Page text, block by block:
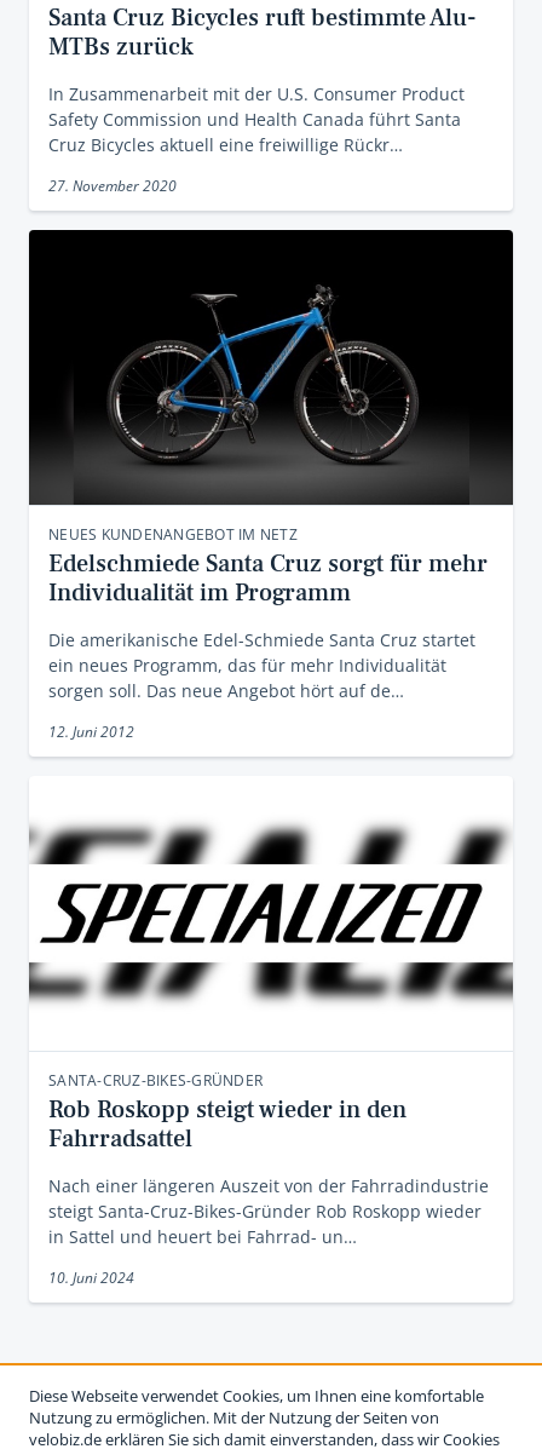
Santa Cruz Bicycles ruft bestimmte Alu-
MTBs zurück
In Zusammenarbeit mit der U.S. Consumer Product
Safety Commission und Health Canada führt Santa
Cruz Bicycles aktuell eine freiwillige Rückr…
27. November 2020
NEUES KUNDENANGEBOT IM NETZ
Edelschmiede Santa Cruz sorgt für mehr
Individualität im Programm
Die amerikanische Edel-Schmiede Santa Cruz startet
ein neues Programm, das für mehr Individualität
sorgen soll. Das neue Angebot hört auf de…
12. Juni 2012
SANTA-CRUZ-BIKES-GRÜNDER
Rob Roskopp steigt wieder in den
Fahrradsattel
Nach einer längeren Auszeit von der Fahrradindustrie
steigt Santa-Cruz-Bikes-Gründer Rob Roskopp wieder
in Sattel und heuert bei Fahrrad- un…
10. Juni 2024
Diese Webseite verwendet Cookies, um Ihnen eine komfortable
Nutzung zu ermöglichen. Mit der Nutzung der Seiten von
velobiz.de erklären Sie sich damit einverstanden, dass wir Cookies